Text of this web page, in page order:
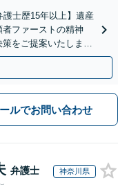
護士歴15年以上】遺産
ファーストの精神
をご提案いたしま
い。
ルでお問い合わせ
弁護士 神奈川県